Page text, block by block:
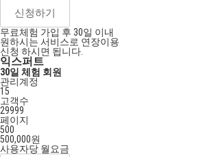
신청하기
무료체험 가입 후 30일 이내
원하시는 서비스로 연장이용
신청 하시면 됩니다.
익스퍼트
30일 체험 회원
관리계정
15
고객수
29999
페이지
500
500,000원
사용자당 월요금